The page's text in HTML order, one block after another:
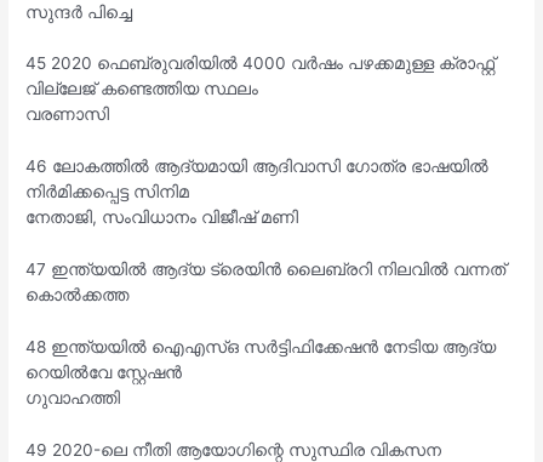
സുന്ദർ പിച്ചെ
45 2020 ഫെബ്രുവരിയിൽ 4000 വർഷം പഴക്കമുള്ള ക്രാഫ്റ്റ്
വില്ലേജ് കണ്ടെത്തിയ സ്ഥലം
വരണാസി
46 ലോകത്തിൽ ആദ്യമായി ആദിവാസി ഗോത്ര ഭാഷയിൽ
നിർമിക്കപ്പെട്ട സിനിമ
നേതാജി, സംവിധാനം വിജീഷ് മണി
47 ഇന്ത്യയിൽ ആദ്യ ട്രെയിൻ ലൈബ്രറി നിലവിൽ വന്നത്
കൊൽക്കത്ത
48 ഇന്ത്യയിൽ ഐഎസ്ഒ സർട്ടിഫിക്കേഷൻ നേടിയ ആദ്യ
റെയിൽവേ സ്റ്റേഷൻ
ഗുവാഹത്തി
49 2020-ലെ നീതി ആയോഗിന്റെ സുസ്ഥിര വികസന